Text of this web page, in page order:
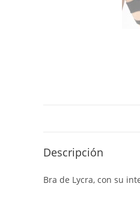
Descripción
Bra de Lycra, con su